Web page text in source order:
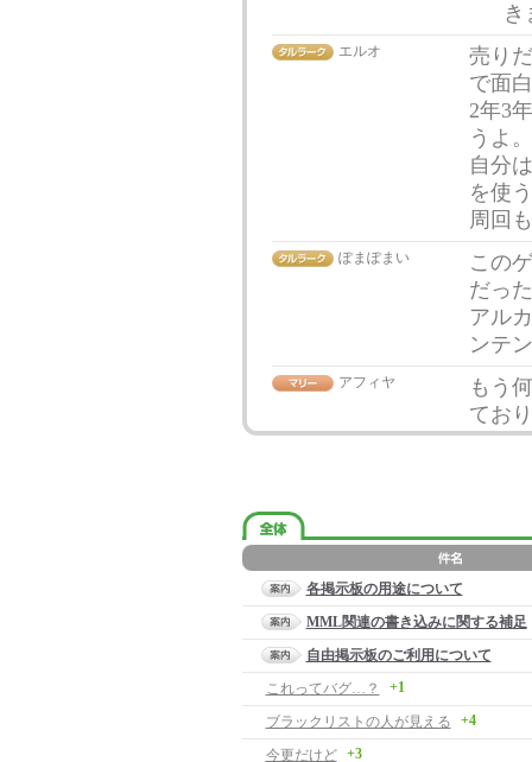
き
エルオ
売り
で面
2年3
うよ。
自分
を使
周回
ぽまぽまい
この
だっ
アル
ンテ
アフィヤ
もう
てお
各掲示板の用途について
MML関連の書き込みに関する補足
自由掲示板のご利用について
これってバグ…？
+1
ブラックリストの人が見える +4
今更だけど +3